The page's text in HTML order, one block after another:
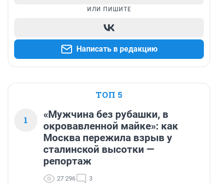
ИЛИ ПИШИТЕ
Написать в редакцию
ТОП 5
1
«Мужчина без рубашки, в
окровавленной майке»: как
Москва пережила взрыв у
сталинской высотки —
репортаж
27 296 3